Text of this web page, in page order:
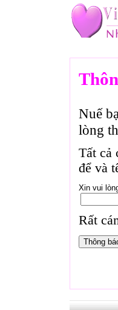
Nuế
lòng
Tất cả
để và
Xin vui
Rất